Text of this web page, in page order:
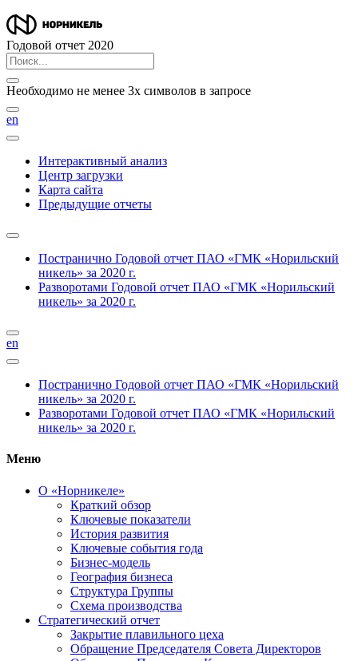
Годовой отчет 2020
Необходимо не менее 3х символов в запросе
en
Интерактивный анализ
Центр загрузки
Карта сайта
Предыдущие отчеты
Постранично Годовой отчет ПАО «ГМК «Норильский
никель» за 2020 г.
Разворотами Годовой отчет ПАО «ГМК «Норильский
никель» за 2020 г.
en
Постранично Годовой отчет ПАО «ГМК «Норильский
никель» за 2020 г.
Разворотами Годовой отчет ПАО «ГМК «Норильский
никель» за 2020 г.
Меню
О «Норникеле»
Краткий обзор
Ключевые показатели
История развития
Ключевые события года
Бизнес-модель
География бизнеса
Структура Группы
Схема производства
Стратегический отчет
Закрытие плавильного цеха
Обращение Председателя Совета Директоров